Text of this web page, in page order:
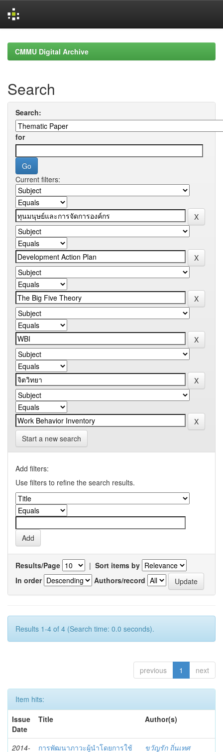
navigationCMMU Digital Archive
Search
Search:
for
Current filters:
Start a new search
Add filters:
Use filters to refine the search results.
Results/Page | Sort items by
In order
Authors/record
Results 1-4 of 4 (Search time: 0.0 seconds).
previous 1 next
Item hits:
Issue
Date
Title Author(s)
2014-
การพัฒนาภาวะผู้นำโดยการใช้
ขวัญรัก ถิ่นเทศ